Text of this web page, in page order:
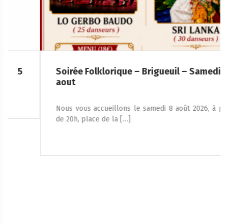
Soirée Folklorique – Brigueuil – Samedi 08
Nous vous accueillons le samedi 8 août 2026, à partir
de 20h, place de la […]